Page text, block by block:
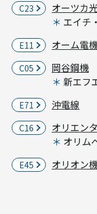
C23
オーツカ
エイチ
E11 オーム電
C05
岡谷鋼機
新エフ
E71 沖電線
C16
オリエン
オリム
E45 オリオン